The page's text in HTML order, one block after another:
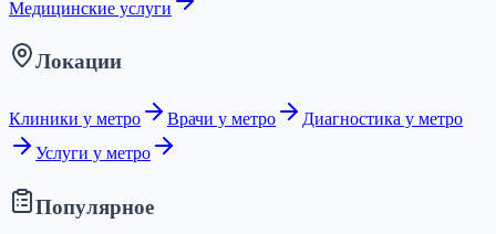
Медицинские услуги
Локации
Клиники у метро Врачи у метро
Диагностика у метро
Услуги у метро
Популярное